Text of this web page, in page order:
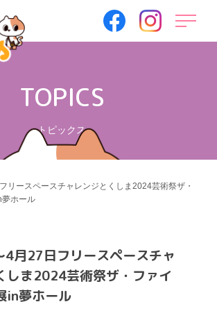
TOPICS
トピックス
リースペースチャレンジとくしま2024芸術祭ザ・
夢ホール
月27日フリースペースチャ
しま2024芸術祭ザ・ファイ
in夢ホール